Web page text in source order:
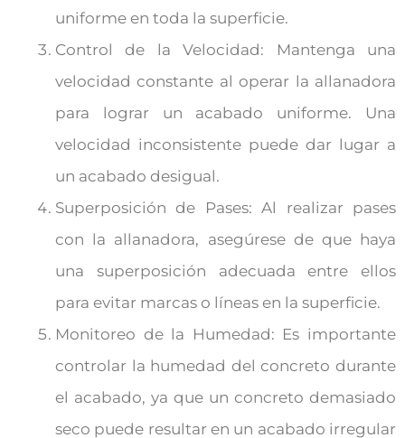
uniforme en toda la superficie.
Control de la Velocidad: Mantenga una
velocidad constante al operar la allanadora
para lograr un acabado uniforme. Una
velocidad inconsistente puede dar lugar a
un acabado desigual.
Superposición de Pases: Al realizar pases
con la allanadora, asegúrese de que haya
una superposición adecuada entre ellos
para evitar marcas o líneas en la superficie.
Monitoreo de la Humedad: Es importante
controlar la humedad del concreto durante
el acabado, ya que un concreto demasiado
seco puede resultar en un acabado irregular